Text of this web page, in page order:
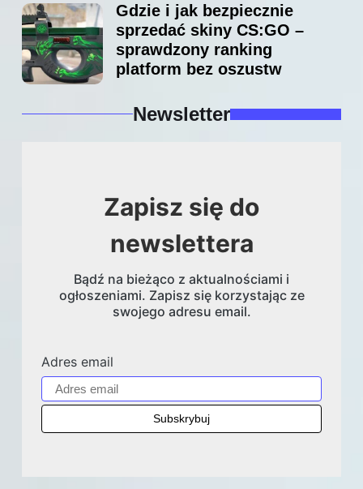
Gdzie i jak bezpiecznie
sprzedać skiny CS:GO –
sprawdzony ranking
platform bez oszustw
Newsletter
Zapisz się do
newslettera
Bądź na bieżąco z aktualnościami i
ogłoszeniami. Zapisz się korzystając ze
swojego adresu email.
Adres email